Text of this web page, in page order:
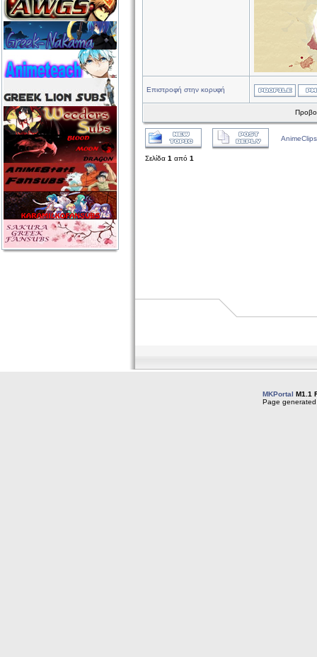
Επιστροφή στην κορυφή
Σελίδα 1 από 1
MKPortal M1.1
Page